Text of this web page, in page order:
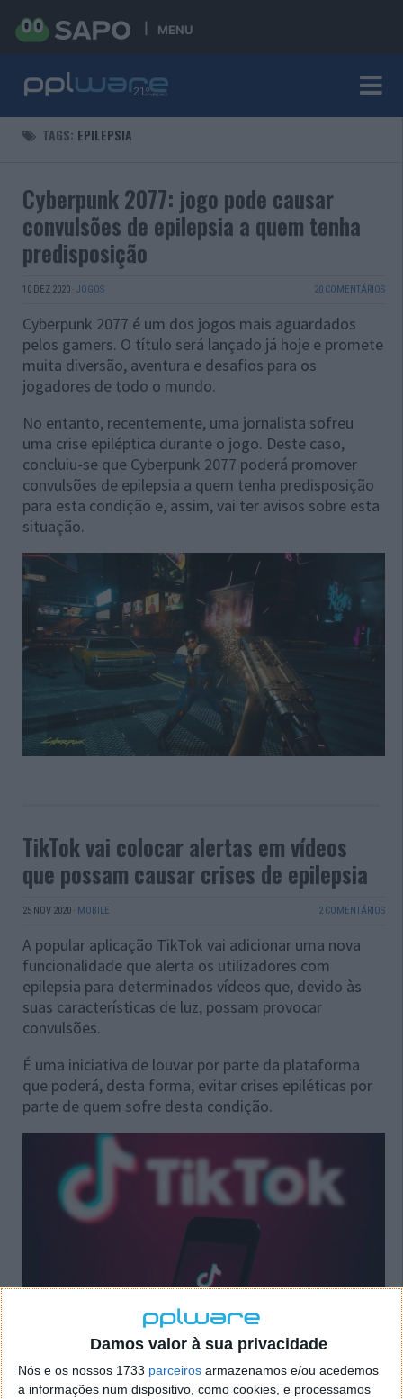
Damos valor à sua privacidade
Nós e os nossos 1733 parceiros armazenamos e/ou acedemos
a informações num dispositivo, como cookies, e processamos
MENU
TAGS: EPILEPSIA
Cyberpunk 2077: jogo pode causar
convulsões de epilepsia a quem tenha
predisposição
10 DEZ 2020 · JOGOS 20 COMENTÁRIOS
Cyberpunk 2077 é um dos jogos mais aguardados
pelos gamers. O título será lançado já hoje e promete
muita diversão, aventura e desafios para os
jogadores de todo o mundo.
No entanto, recentemente, uma jornalista sofreu
uma crise epiléptica durante o jogo. Deste caso,
concluiu-se que Cyberpunk 2077 poderá promover
convulsões de epilepsia a quem tenha predisposição
para esta condição e, assim, vai ter avisos sobre esta
situação.
TikTok vai colocar alertas em vídeos
que possam causar crises de epilepsia
25 NOV 2020 · MOBILE 2 COMENTÁRIOS
A popular aplicação TikTok vai adicionar uma nova
funcionalidade que alerta os utilizadores com
epilepsia para determinados vídeos que, devido às
suas características de luz, possam provocar
convulsões.
É uma iniciativa de louvar por parte da plataforma
que poderá, desta forma, evitar crises epiléticas por
parte de quem sofre desta condição.